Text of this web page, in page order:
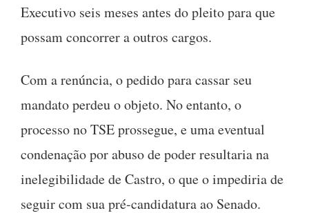
Executivo seis meses antes do pleito para que
possam concorrer a outros cargos.
Com a renúncia, o pedido para cassar seu
mandato perdeu o objeto. No entanto, o
processo no TSE prossegue, e uma eventual
condenação por abuso de poder resultaria na
inelegibilidade de Castro, o que o impediria de
seguir com sua pré-candidatura ao Senado.